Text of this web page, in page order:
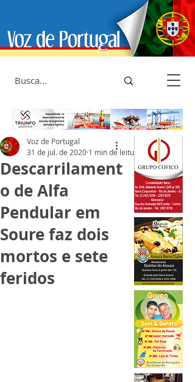
Descarrilament
o de Alfa
Pendular em
Soure faz dois
mortos e sete
feridos
Voz de Portugal
31 de jul. de 2020 1 min de leitura